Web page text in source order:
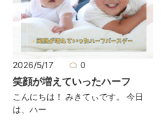
2026/5/17 0
笑顔が増えていったハーフ
こんにちは！ みきてぃです。 今日
は、ハー